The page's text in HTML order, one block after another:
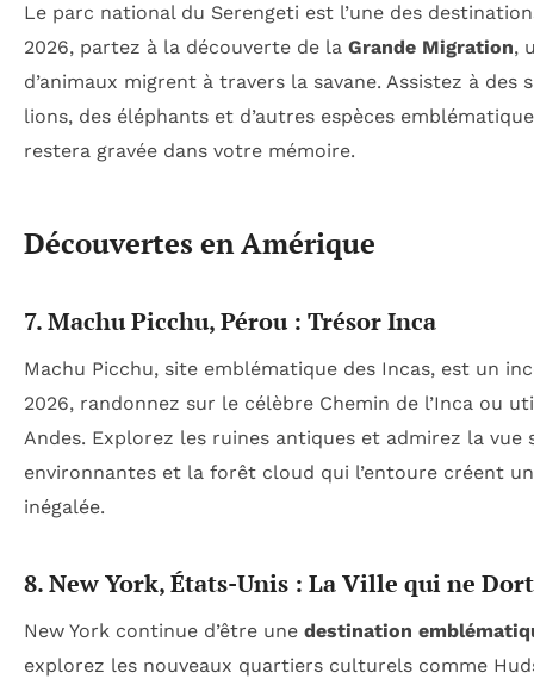
Le parc national du Serengeti est l’une des
2026, partez à la découverte de la Grande Migration,
d’animaux migrent à travers la savane. Assistez à
lions, des éléphants et d’autres espèces
restera gravée dans votre mémoire.
Découvertes en Amérique
7. Machu Picchu, Pérou : Trésor Inca
Machu Picchu, site emblématique des Incas, est un
2026, randonnez sur le célèbre Chemin de l’Inca ou
Andes. Explorez les ruines antiques et admirez la
environnantes et la forêt cloud qui l’entoure créent
inégalée.
8. New York, États-Unis : La Ville qui ne
New York continue d’être une destination
explorez les nouveaux quartiers culturels comme